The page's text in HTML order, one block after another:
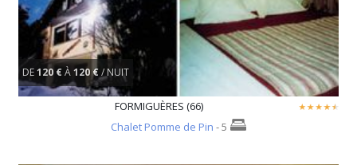
DE120 €À120 €/ NUIT
FORMIGUÈRES (66)
Chalet Pomme de Pin - 5